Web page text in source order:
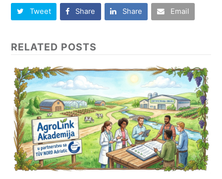
Tweet Share Share Email
RELATED POSTS